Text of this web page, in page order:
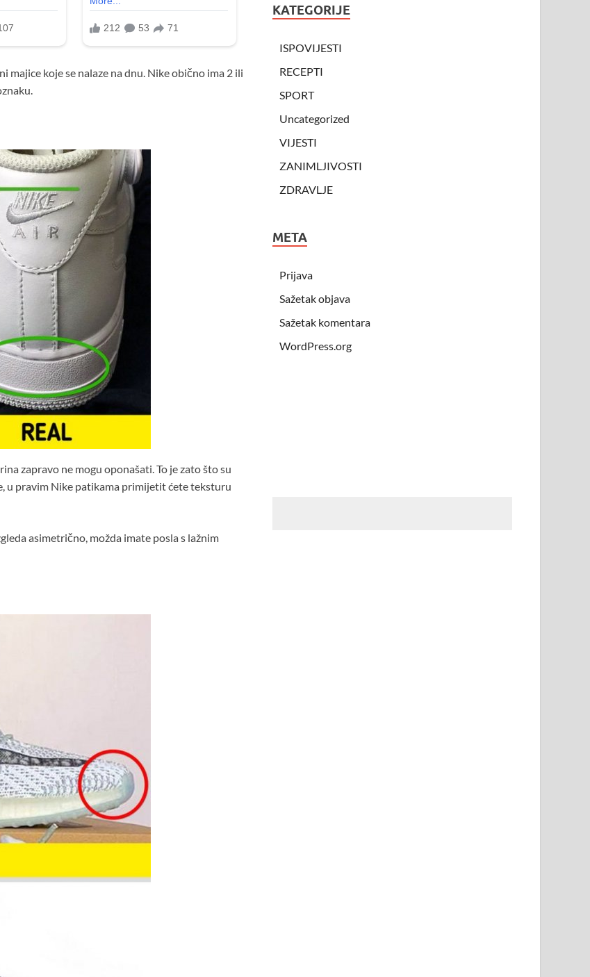
koje se nalaze na dnu. Nike obično ima 2 ili
zapravo ne mogu oponašati. To je zato što su
u pravim Nike patikama primijetit ćete teksturu
asimetrično, možda imate posla s lažnim
KATEGORIJE
ISPOVIJESTI
RECEPTI
SPORT
Uncategorized
VIJESTI
ZANIMLJIVOSTI
ZDRAVLJE
META
Prijava
Sažetak objava
Sažetak komentara
WordPress.org